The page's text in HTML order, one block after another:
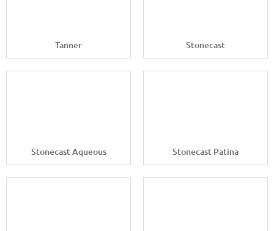
Tanner Stonecast
Stonecast Aqueous Stonecast Patina